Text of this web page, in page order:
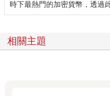
馬克愈是深入思考，對這種數
「比特幣對我來說不是一種貨幣
樣，我不是信奉自由主義的人
費非常高，更不用說要等上二
相關主題